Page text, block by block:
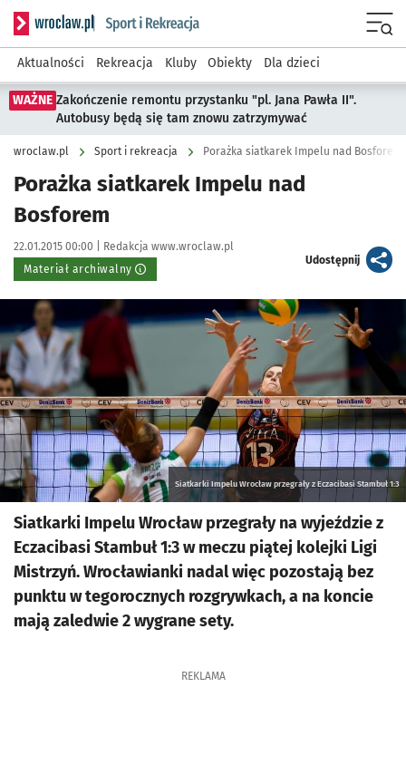
Serwis informacyjny wroclaw.pl podserwis: Sport i rekreacja
Aktualności Rekreacja Kluby Obiekty Dla dzieci
WAŻNE Zakończenie remontu przystanku "pl. Jana Pawła II".
Autobusy będą się tam znowu zatrzymywać
wroclaw.pl Sport i rekreacja Porażka siatkarek Impelu nad Bosforem
Porażka siatkarek Impelu nad
Bosforem
Data publikacji:
22.01.2015 00:00 | Autor:
Redakcja www.wroclaw.pl
Materiał archiwalny
Udostępnijartykuł
Kliknij, aby powiększyć
Siatkarki Impelu Wrocław przegrały z Eczacibasi Stambuł 1:3
Siatkarki Impelu Wrocław przegrały na wyjeździe z
Eczacibasi Stambuł 1:3 w meczu piątej kolejki Ligi
Mistrzyń. Wrocławianki nadal więc pozostają bez
punktu w tegorocznych rozgrywkach, a na koncie
mają zaledwie 2 wygrane sety.
REKLAMA